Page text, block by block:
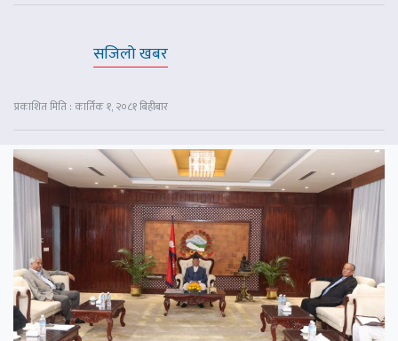
सजिलो खबर
प्रकाशित मिति : कार्तिक १, २०८१ बिहीबार